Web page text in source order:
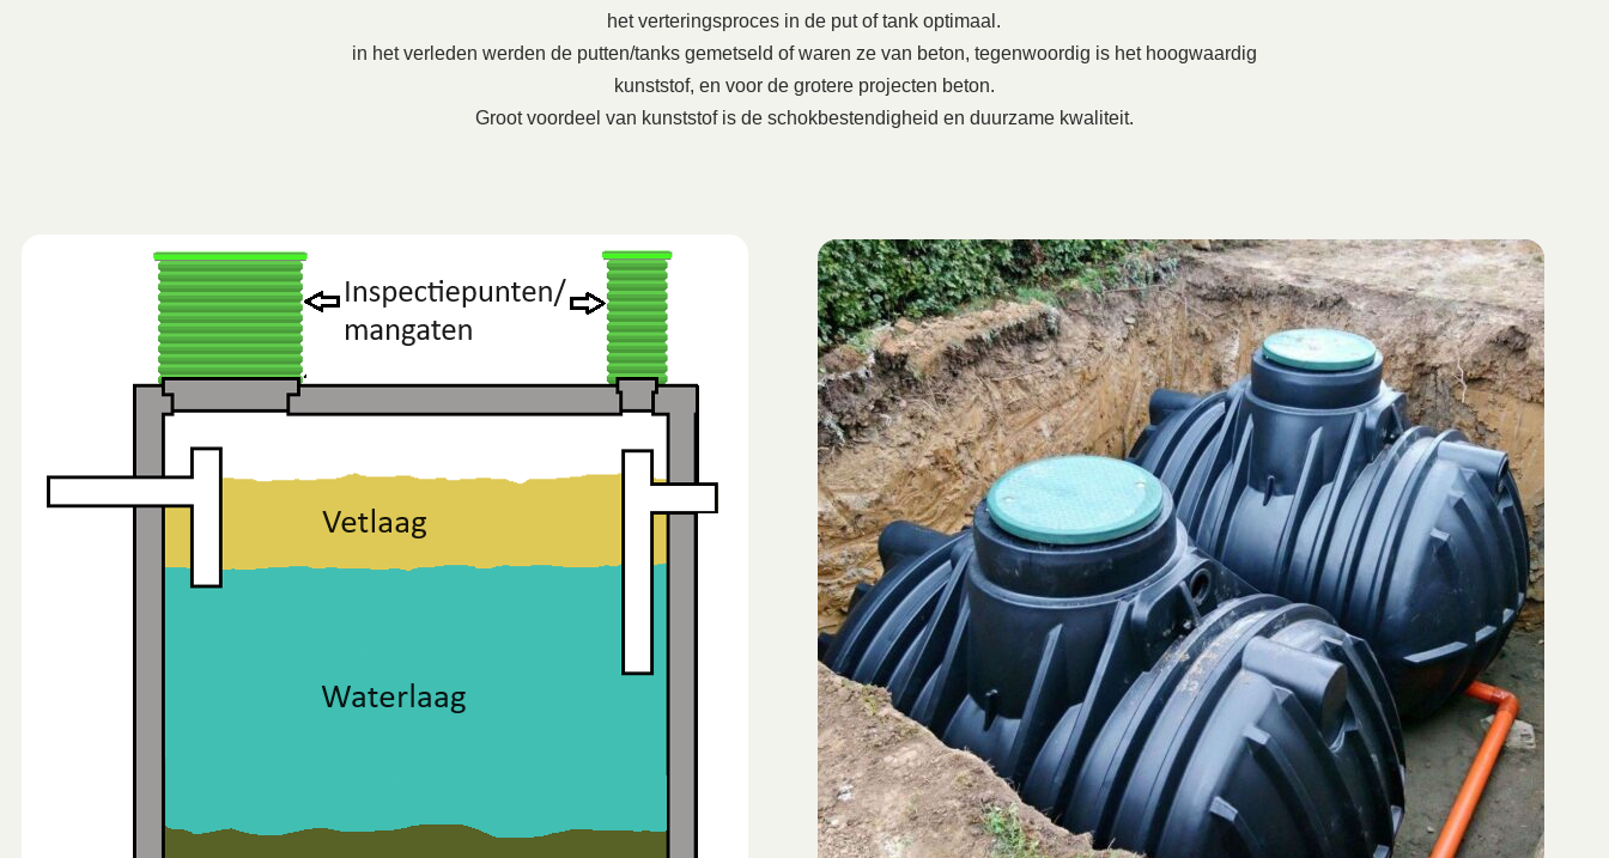
het verteringsproces in de put of tank optimaal.
in het verleden werden de putten/tanks gemetseld of waren ze van beton, tegenwoordig is het hoogwaardig
kunststof, en voor de grotere projecten beton.
Groot voordeel van kunststof is de schokbestendigheid en duurzame kwaliteit.